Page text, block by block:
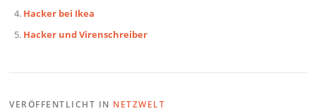
Hacker bei Ikea
Hacker und Virenschreiber
VERÖFFENTLICHT IN NETZWELT